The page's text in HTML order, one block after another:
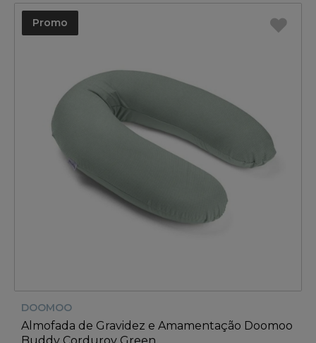
Promo
DOOMOO
Almofada de Gravidez e Amamentação Doomoo